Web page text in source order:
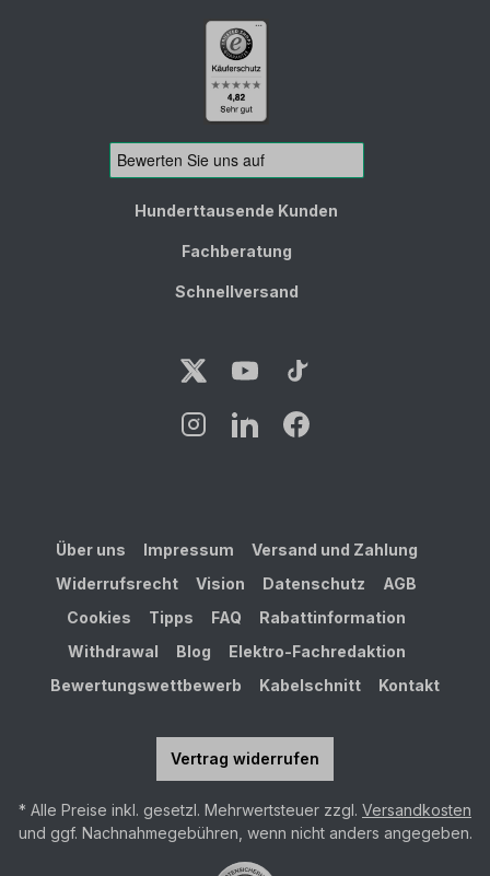
Hunderttausende Kunden
Fachberatung
Schnellversand
Über uns Impressum
Versand und Zahlung
Widerrufsrecht
Vision Datenschutz
AGB
Cookies
Tipps FAQ
Rabattinformation
Withdrawal
Blog
Elektro-Fachredaktion
Bewertungswettbewerb
Kabelschnitt Kontakt
Vertrag widerrufen
* Alle Preise inkl. gesetzl. Mehrwertsteuer zzgl. Versandkosten
und ggf. Nachnahmegebühren, wenn nicht anders angegeben.